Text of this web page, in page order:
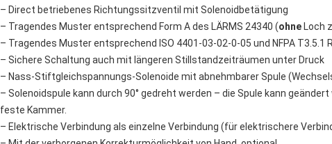
– Direct betriebenes Richtungssitzventil mit Solenoidbetätigung
– Tragendes Muster entsprechend Form A des LÄRMS 24340 (ohne Loch
– Tragendes Muster entsprechend ISO 4401-03-02-0-05 und NFPA T3.5.1
– Sichere Schaltung auch mit längeren Stillstandzeiträumen unter Druck
– Nass-Stiftgleichspannungs-Solenoide mit abnehmbarer Spule
– Solenoidspule kann durch 90° gedreht werden – die Spule kann
feste Kammer.
– Elektrische Verbindung als einzelne Verbindung (für elektrischere